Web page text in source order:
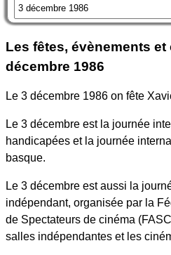
Les fêtes, évènements
décembre 1986
Le 3 décembre 1986 on fête
Le 3 décembre est la journée
handicapées et la journée
basque.
Le 3 décembre est aussi la
indépendant, organisée par la
de Spectateurs de cinéma
salles indépendantes et les